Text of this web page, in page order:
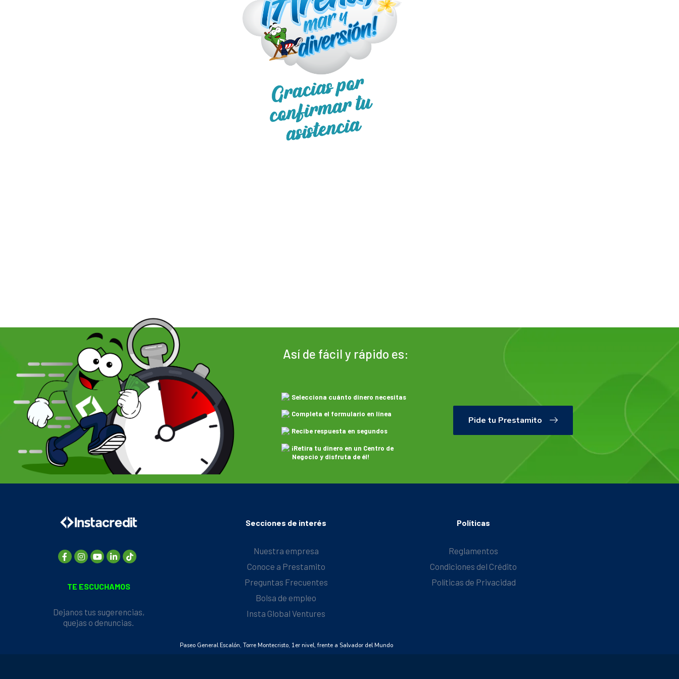
Así de fácil y rápido es:
Selecciona cuánto dinero necesitas
Completa el formulario en línea
Recibe respuesta en segundos
¡Retira tu dinero en un Centro de
Negocio y disfruta de él!
Pide tu Prestamito
TE ESCUCHAMOS
Dejanos tus sugerencias,
quejas o denuncias.
Secciones de interés
Nuestra empresa
Conoce a Prestamito
Preguntas Frecuentes
Bolsa de empleo
Insta Global Ventures
Políticas
Reglamentos
Condiciones del Crédito
Políticas de Privacidad
Paseo General Escalón, Torre Montecristo, 1er nivel, frente a Salvador del Mundo